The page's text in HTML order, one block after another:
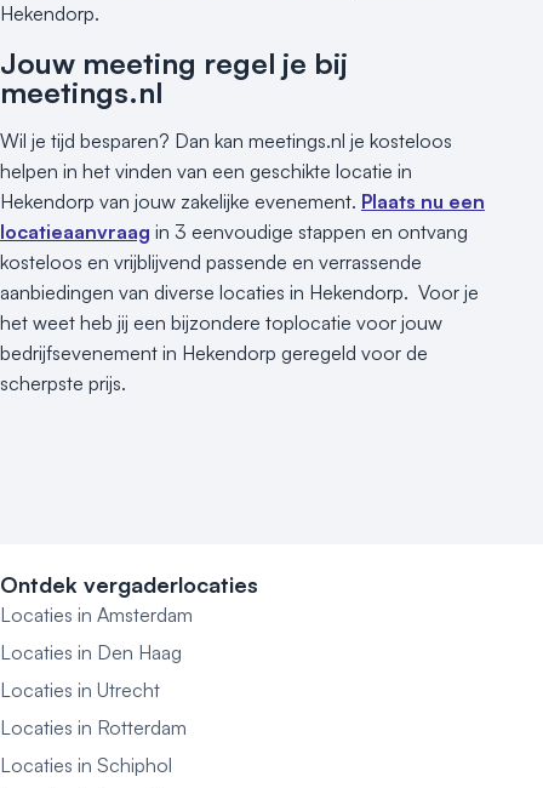
Kasteel en landgoed
Kleine / intieme locatie
Locaties aan zee
Museum
Theater
Varende locatie
Hekendorp.
Jouw meeting regel je bij
meetings.nl
Wil je tijd besparen? Dan kan meetings.nl je kosteloos
helpen in het vinden van een geschikte locatie in
Hekendorp van jouw zakelijke evenement. Plaats nu een
locatieaanvraag in 3 eenvoudige stappen en ontvang
kosteloos en vrijblijvend passende en verrassende
aanbiedingen van diverse locaties in Hekendorp. Voor je
het weet heb jij een bijzondere toplocatie voor jouw
bedrijfsevenement in Hekendorp geregeld voor de
scherpste prijs.
Ontdek vergaderlocaties
Locaties in Amsterdam
Locaties in Den Haag
Locaties in Utrecht
Locaties in Rotterdam
Locaties in Schiphol